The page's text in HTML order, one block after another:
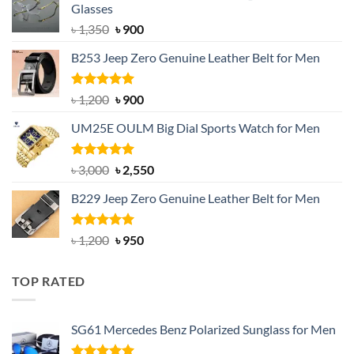
Glasses
৳1,350 Original
was:
৳ 1,350.
৳900Current
is:
B253 Jeep Zero Genuine Leather Belt for Men
Rated5.00
out of 5
৳1,200 Original
was:
৳ 1,200.
৳900Current
is:
UM25E OULM Big Dial Sports Watch for Men
Rated5.00
out of 5
৳3,000 Original
was:
৳ 3,000.
৳2,550Current
is:
B229 Jeep Zero Genuine Leather Belt for Men
Rated4.92
out of 5
৳1,200 Original
৳950Current
TOP RATED
SG61 Mercedes Benz Polarized Sunglass for Men